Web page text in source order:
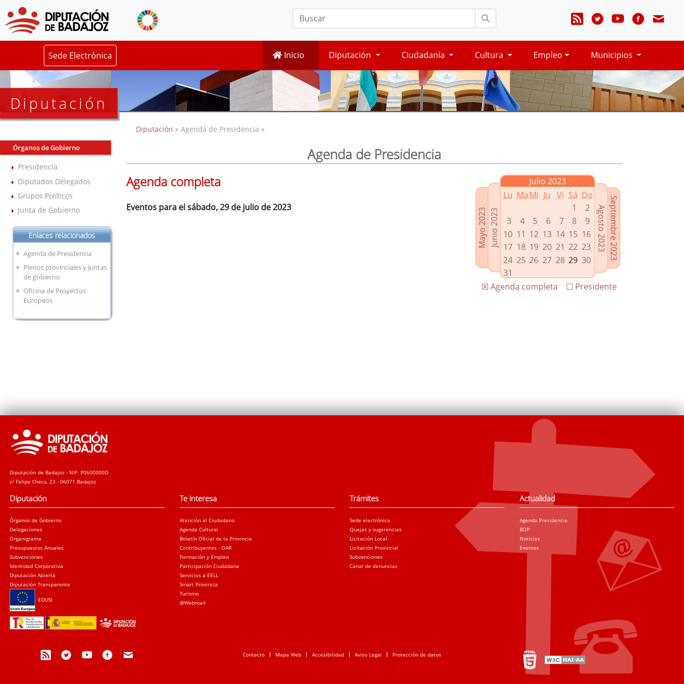
Sede Electrónica Inicio Diputación Ciudadanía Cultura Empleo Municipios
Diputación
Órganos de Gobierno
Presidencia
Diputados Delegados
Grupos Políticos
Junta de Gobierno
Enlaces relacionados
Agenda de Presidencia
Plenos provinciales y Juntas
de gobierno
Oficina de Proyectos
Europeos
Diputación » Agenda de Presidencia »
Agenda de Presidencia
Mayo 2023Junio 2023
Julio 2023
Lu MaMi Ju Vi Sá Do
1
2
3
4 5 6 7 8
9
10 11 12 13 14 15 16
17 18 19 20 21 22 23
24 25 26 27 28 29 30
31
Septiembre 2023
Agosto 2023
☐ Presidente
☒ Agenda completa
Agenda completa
Eventos para el sábado, 29 de julio de 2023
Diputación de Badajoz - NIF: P0600000D
c/ Felipe Checa, 23 - 06071 Badajoz
Diputación
Órganos de Gobierno
Delegaciones
Organigrama
Presupuestos Anuales
Subvenciones
Identidad Corporativa
Diputación Abierta
Diputación Transparente
EDUSI
Te interesa
Atención al Ciudadano
Agenda Cultural
Boletín Oficial de la Provincia
Contribuyentes - OAR
Formación y Empleo
Participación Ciudadana
Servicios a EELL
Smart Provincia
Turismo
@Webmail
Trámites
Sede electrónica
Quejas y sugerencias
Licitación Local
Licitación Provincial
Subvenciones
Canal de denuncias
Actualidad
Agenda Presidencia
BOP
Noticias
Eventos
Contacto Mapa Web Accesibilidad Aviso Legal Protección de datos